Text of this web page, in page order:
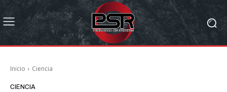
Inicio Ciencia
CIENCIA